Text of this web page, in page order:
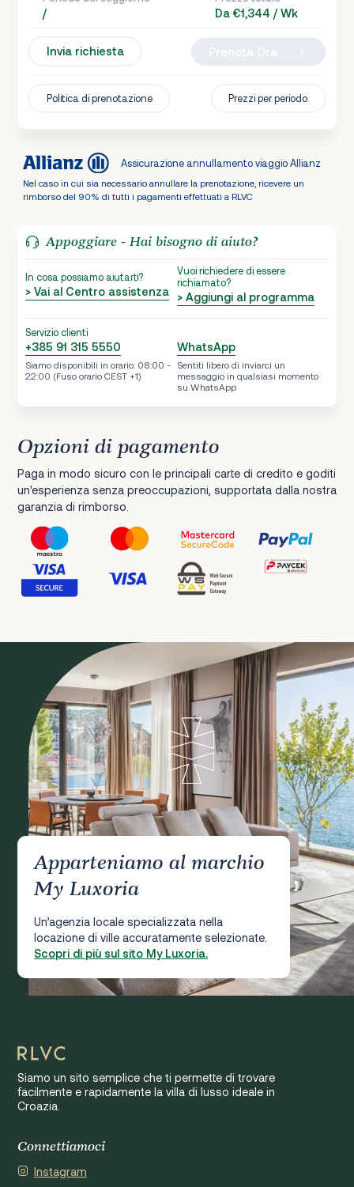
/ Da €1,344 / Wk
Invia richiesta
Politica di prenotazione Prezzi per periodo
Assicurazione annullamento viaggio Allianz
Nel caso in cui sia necessario annullare la prenotazione, ricevere un
rimborso del 90% di tutti i pagamenti effettuati a RLVC
Appoggiare - Hai bisogno di aiuto?
In cosa possiamo aiutarti?
> Vai al Centro assistenza
Vuoi richiedere di essere
richiamato?
> Aggiungi al programma
Servizio clienti
+385 91 315 5550
Siamo disponibili in orario: 08:00 -
22:00 (Fuso orario CEST +1)
WhatsApp
Sentiti libero di inviarci un
messaggio in qualsiasi momento
su WhatsApp
Opzioni di pagamento
Paga in modo sicuro con le principali carte di credito e goditi
un'esperienza senza preoccupazioni, supportata dalla nostra
garanzia di rimborso.
Apparteniamo al marchio
My Luxoria
Un’agenzia locale specializzata nella
locazione di ville accuratamente selezionate.
Scopri di più sul sito My Luxoria.
Siamo un sito semplice che ti permette di trovare
facilmente e rapidamente la villa di lusso ideale in
Croazia.
Connettiamoci
Instagram